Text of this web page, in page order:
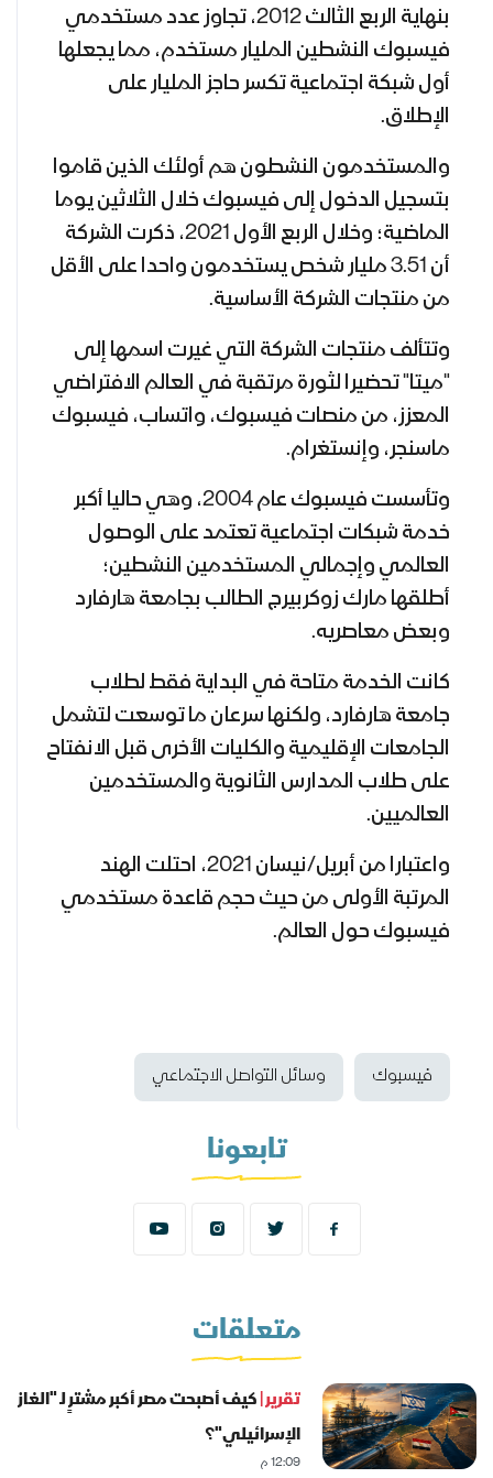
بنهاية الربع الثالث 2012، تجاوز عدد مستخدمي
فيسبوك النشطين المليار مستخدم، مما يجعلها
أول شبكة اجتماعية تكسر حاجز المليار على
الإطلاق.
والمستخدمون النشطون هم أولئك الذين قاموا
بتسجيل الدخول إلى فيسبوك خلال الثلاثين يوما
الماضية؛ وخلال الربع الأول 2021، ذكرت الشركة
أن 3.51 مليار شخص يستخدمون واحدا على الأقل
من منتجات الشركة الأساسية.
وتتألف منتجات الشركة التي غيرت اسمها إلى
"ميتا" تحضيرا لثورة مرتقبة في العالم الافتراضي
المعزز، من منصات فيسبوك، واتساب، فيسبوك
ماسنجر، وإنستغرام.
وتأسست فيسبوك عام 2004، وهي حاليا أكبر
خدمة شبكات اجتماعية تعتمد على الوصول
العالمي وإجمالي المستخدمين النشطين؛
أطلقها مارك زوكربيرج الطالب بجامعة هارفارد
وبعض معاصريه.
كانت الخدمة متاحة في البداية فقط لطلاب
جامعة هارفارد، ولكنها سرعان ما توسعت لتشمل
الجامعات الإقليمية والكليات الأخرى قبل الانفتاح
على طلاب المدارس الثانوية والمستخدمين
العالميين.
واعتبارا من أبريل/نيسان 2021، احتلت الهند
المرتبة الأولى من حيث حجم قاعدة مستخدمي
فيسبوك حول العالم.
فيسبوك وسائل التواصل الاجتماعي
تابعونا
متعلقات
تقرير |كيف أصبحت مصر أكبر مشترٍ لـ "الغاز
الإسرائيلي"؟
12:09 م